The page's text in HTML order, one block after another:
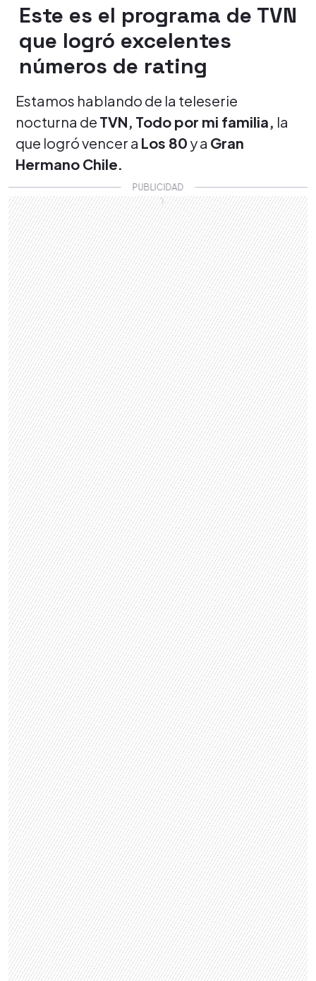
Este es el programa de TVN
que logró excelentes
números de rating
Estamos hablando de la teleserie
nocturna de TVN, Todo por mi familia, la
que logró vencer a Los 80 y a Gran
Hermano Chile.